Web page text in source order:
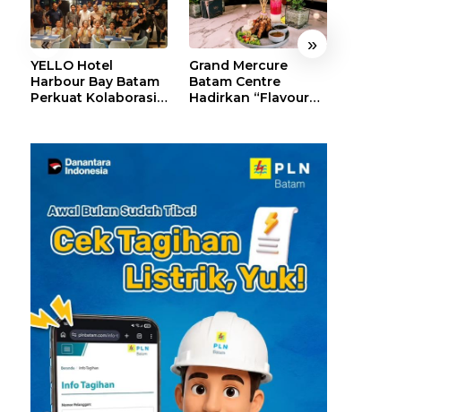
« »
YELLO Hotel
Harbour Bay Batam
Perkuat Kolaborasi
Connect
Grand Mercure
Batam Centre
Hadirkan “Flavours
dengan Cita Rasa
Kuliner Indonesia